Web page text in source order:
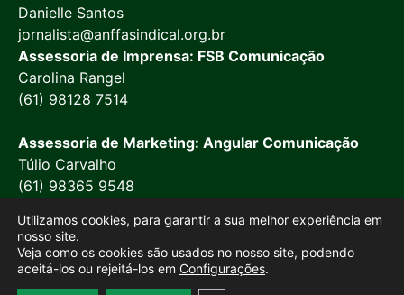
Danielle Santos
jornalista@anffasindical.org.br
Assessoria de Imprensa: FSB Comunicação
Carolina Rangel
(61) 98128 7514
Assessoria de Marketing: Angular Comunicação
Túlio Carvalho
(61) 98365 9548
Utilizamos cookies, para garantir a sua melhor experiência em
nosso site.
Veja como os cookies são usados no nosso site, podendo
aceitá-los ou rejeitá-los em Configurações.